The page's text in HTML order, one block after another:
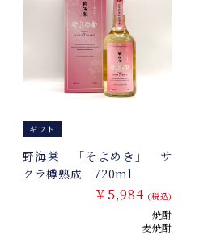
ギフト
野海棠 「そよめき」 サ
クラ樽熟成 720ml
￥5,984 (税込)
焼酎
麦焼酎